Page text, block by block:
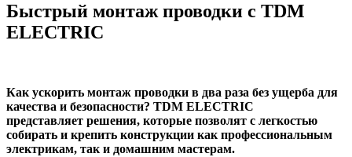
Быстрый монтаж проводки с TDM
ELECTRIC
Как ускорить монтаж проводки в два раза без ущерба для
качества и безопасности? TDM ELECTRIC
представляет решения, которые позволят с легкостью
собирать и крепить конструкции как профессиональным
электрикам, так и домашним мастерам.